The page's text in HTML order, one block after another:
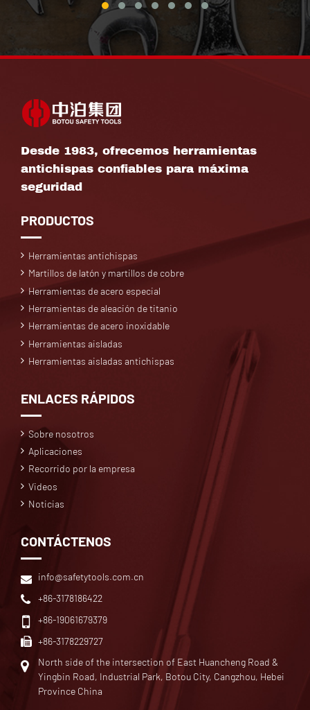
Desde 1983, ofrecemos herramientas
antichispas confiables para máxima
seguridad
PRODUCTOS
Herramientas antichispas
Martillos de latón y martillos de cobre
Herramientas de acero especial
Herramientas de aleación de titanio
Herramientas de acero inoxidable
Herramientas aisladas
Herramientas aisladas antichispas
ENLACES RÁPIDOS
Sobre nosotros
Aplicaciones
Recorrido por la empresa
Videos
Noticias
CONTÁCTENOS
info@safetytools.com.cn
+86-3178186422
+86-19061679379
+86-3178229727
North side of the intersection of East Huancheng Road &
Yingbin Road, Industrial Park, Botou City, Cangzhou, Hebei
Province China